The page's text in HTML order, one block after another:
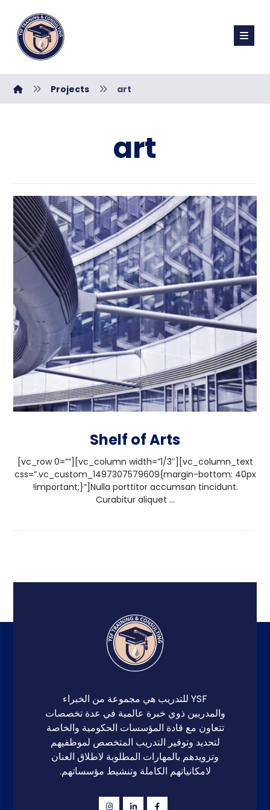
Projects art
art
Shelf of Arts
[vc_row 0=””][vc_column width=”1/3″][vc_column_text
css=”.vc_custom_1497307579609{margin-bottom: 40px
!important;}”]Nulla porttitor accumsan tincidunt.
Curabitur aliquet ...
YSF للتدريب هي مجموعة من الخبراء
والمدربين ذوي خبرة عالمية في عدة تخصصات
تتعاون مع قادة المؤسسات الحكومية والخاصة
لتحديد وتوفير التدريب المتخصص لموظفيهم
وتزويدهم بالمهارات المطلوبة لاطلاق العنان
لامكانياتهم الكاملة وتنشيط مؤسساتهم.